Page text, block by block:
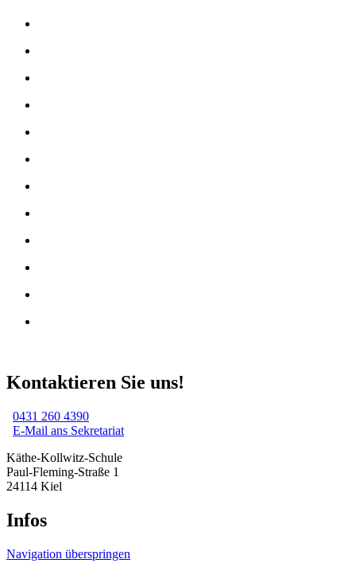
Kontaktieren Sie uns!
0431 260 4390
E-Mail ans Sekretariat
Käthe-Kollwitz-Schule
Paul-Fleming-Straße 1
24114 Kiel
Infos
Navigation überspringen